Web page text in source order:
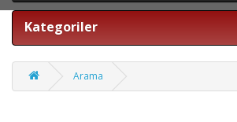
Kategoriler
Arama